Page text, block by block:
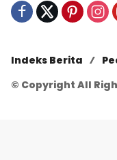
Indeks Berita
© Copyright All